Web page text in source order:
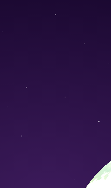
trifurca) -